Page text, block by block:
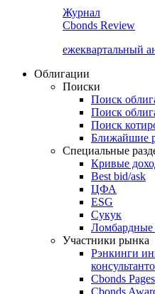
Журнал
Cbonds Review
ежеквартальный
Облигации
Поиски
Поиск
Поиск
Поиск
Ближайшие
Специальные
Кривые
Best bid/ask
ЦФА
ESG
Сукук
Ломбардные
Участники рынка
Рэнкинги
Cbonds Pages
Cbonds